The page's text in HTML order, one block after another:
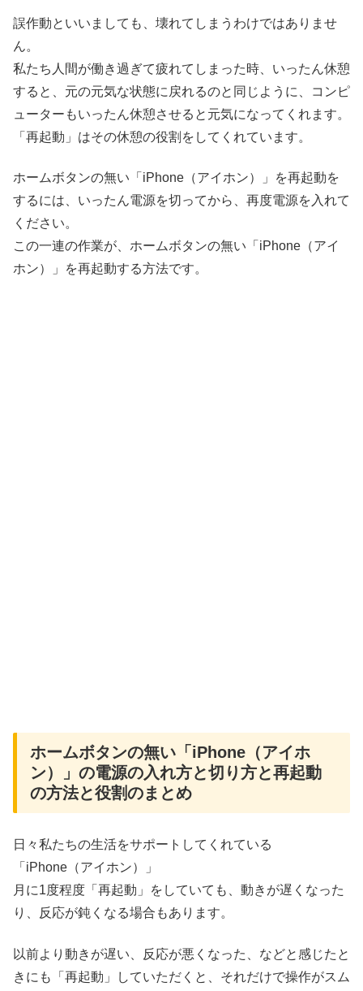
誤作動といいましても、壊れてしまうわけではありませ
ん。
私たち人間が働き過ぎて疲れてしまった時、いったん休憩
すると、元の元気な状態に戻れるのと同じように、コンピ
ューターもいったん休憩させると元気になってくれます。
「再起動」はその休憩の役割をしてくれています。
ホームボタンの無い「iPhone（アイホン）」を再起動を
するには、いったん電源を切ってから、再度電源を入れて
ください。
この一連の作業が、ホームボタンの無い「iPhone（アイ
ホン）」を再起動する方法です。
ホームボタンの無い「iPhone（アイホ
ン）」の電源の入れ方と切り方と再起動
の方法と役割のまとめ
日々私たちの生活をサポートしてくれている
「iPhone（アイホン）」
月に1度程度「再起動」をしていても、動きが遅くなった
り、反応が鈍くなる場合もあります。
以前より動きが遅い、反応が悪くなった、などと感じたと
きにも「再起動」していただくと、それだけで操作がスム